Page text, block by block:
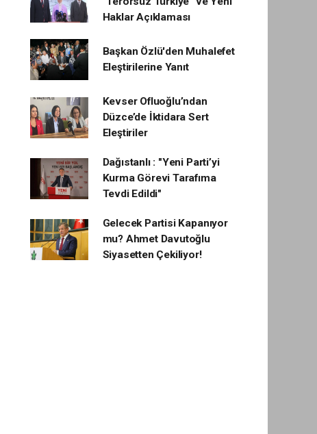
Haklar Açıklaması
Başkan Özlü'den Muhalefet
Eleştirilerine Yanıt
Kevser Ofluoğlu’ndan
Düzce’de İktidara Sert
Eleştiriler
Dağıstanlı : "Yeni Parti’yi
Kurma Görevi Tarafıma
Tevdi Edildi"
Gelecek Partisi Kapanıyor
mu? Ahmet Davutoğlu
Siyasetten Çekiliyor!